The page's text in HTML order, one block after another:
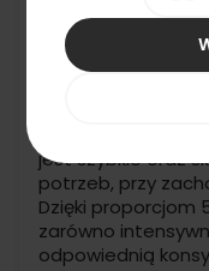
naturalnej energii.
Gwarancją przy
Produkt dostępny
ml, co czyni go
jest szybkie oraz
potrzeb, przy
Dzięki proporcjom
zarówno
odpowiednią